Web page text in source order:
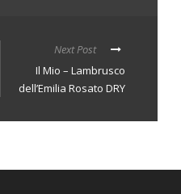
Next Post
Il Mio – Lambrusco
dell’Emilia Rosato DRY